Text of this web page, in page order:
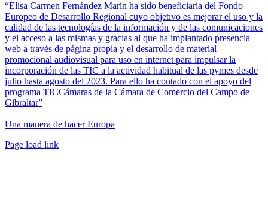
“Elisa Carmen Fernández Marín ha sido beneficiaria del Fondo
Europeo de Desarrollo Regional cuyo objetivo es mejorar el uso y la
calidad de las tecnologías de la información y de las comunicaciones
y el acceso a las mismas y gracias al que ha implantado presencia
web a través de página propia y el desarrollo de material
promocional audiovisual para uso en internet para impulsar la
incorporación de las TIC a la actividad habitual de las pymes desde
julio hasta agosto del 2023. Para ello ha contado con el apoyo del
programa TICCámaras de la Cámara de Comercio del Campo de
Gibraltar”
Una manera de hacer Europa
Facebook
Twitter
Instagram
Pinterest
Page load link